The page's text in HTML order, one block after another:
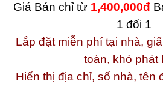
Giá Bán chỉ từ 1,400,000đ
1 đổi 1
Lắp đặt miễn phí tại nhà,
toàn, khó phát
Hiển thị địa chỉ, số nhà, tên